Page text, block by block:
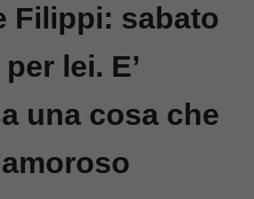
Filippi: sabato
lei. E’
una cosa che